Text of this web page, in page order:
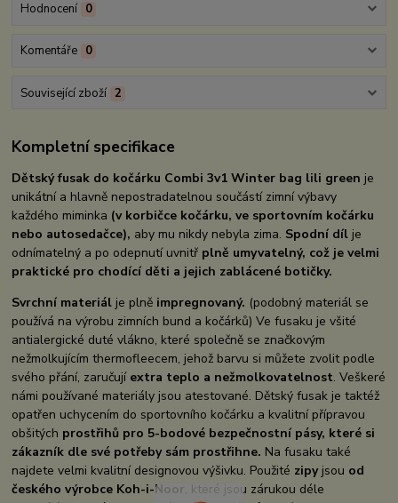
Hodnocení 0
Komentáře 0
Související zboží 2
Kompletní specifikace
Dětský fusak do kočárku Combi 3v1 Winter bag lili green je
unikátní a hlavně nepostradatelnou součástí zimní výbavy
každého miminka (v korbičce kočárku, ve sportovním kočárku
nebo autosedačce), aby mu nikdy nebyla zima. Spodní díl je
odnímatelný a po odepnutí uvnitř plně umyvatelný, což je velmi
praktické pro chodící děti a jejich zablácené botičky.
Svrchní materiál je plně impregnovaný. (podobný materiál se
používá na výrobu zimních bund a kočárků) Ve fusaku je všité
antialergické duté vlákno, které společně se značkovým
nežmolkujícím thermofleecem, jehož barvu si můžete zvolit podle
svého přání, zaručují extra teplo a nežmolkovatelnost. Veškeré
námi používané materiály jsou atestované. Dětský fusak je taktéž
opatřen uchycením do sportovního kočárku a kvalitní přípravou
obšitých prostřihů pro 5-bodové bezpečnostní pásy, které si
zákazník dle své potřeby sám prostřihne. Na fusaku také
najdete velmi kvalitní designovou výšivku. Použité zipyjsou od
českého výrobce Koh-i-Noor, které jsou zárukou déle